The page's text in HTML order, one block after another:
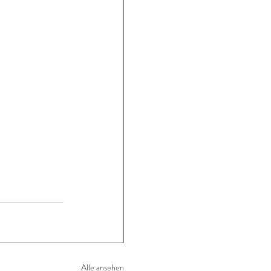
Alle ansehen